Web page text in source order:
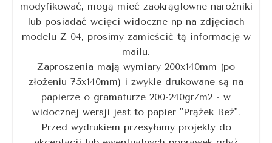
modyfikować, mogą mieć zaokrąglowne narożniki
lub posiadać wcięci widoczne np na zdjęciach
modelu Z 04, prosimy zamieścić tą informację w
mailu.
Zaproszenia mają wymiary 200x140mm (po
złożeniu 75x140mm) i zwykle drukowane są na
papierze o gramaturze 200-240gr/m2 - w
widocznej wersji jest to papier "Prążek Beż".
Przed wydrukiem przesyłamy projekty do